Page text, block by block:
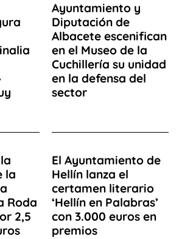
Ayuntamiento y
Diputación de
Albacete escenifican
en el Museo de la
Cuchillería su unidad
en la defensa del
sector
la
Roda
2,5
El Ayuntamiento de
Hellín lanza el
certamen literario
‘Hellín en Palabras’
con 3.000 euros en
premios